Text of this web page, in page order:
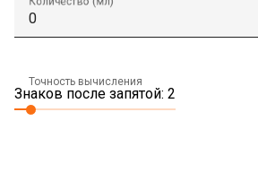
Точность вычисления
Знаков после запятой: 2